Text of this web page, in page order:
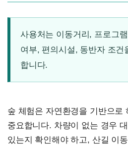
사용처는 이동거리, 프로그
여부, 편의시설, 동반자 조건
합니다.
숲 체험은 자연환경을 기반으로
중요합니다. 차량이 없는 경우
있는지 확인해야 하고, 산길 이